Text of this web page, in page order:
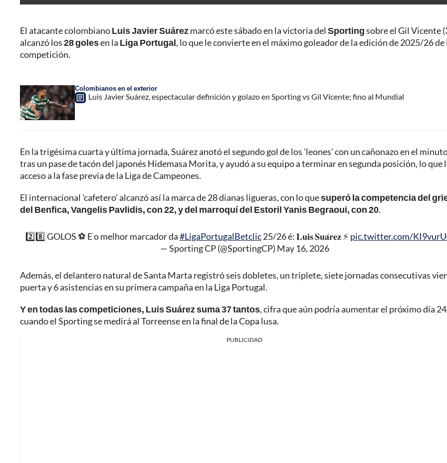
El atacante colombianoLuis Javier Suárezmarcó este sábado en la victoria del Sportingsobre el Gil Vicente
alcanzó los28 golesen la Liga Portugal, lo que le convierte en el máximo goleador de la edición de 2025/26 de
competición.
Colombianos en el exterior
Luis Javier Suárez, espectacular definición y golazo en Sporting vs Gil Vicente; fino al Mundial
En la trigésima cuarta y última jornada, Suárez anotó el segundo gol de los 'leones' con un cañonazo en el
tras un pase de tacón del japonés Hidemasa Morita, y ayudó a su equipo a terminar en segunda posición, lo que
acceso a la fase previa de la Liga de Campeones.
El internacional 'cafetero' alcanzó así la marca de 28 dianas ligueras, con lo quesuperó la competencia del
del Benfica, Vangelis Pavlidis, con 22, y del marroquí del Estoril Yanis Begraoui, con 20.
2️⃣8️⃣ GOLOS ⚽️ E o melhor marcador da#LigaPortugalBetclic25/26 é: 𝐋𝐮𝐢𝐬 𝐒𝐮𝐚́𝐫𝐞𝐳 ⚡️ pic.twitter.com/
— Sporting CP (@SportingCP) May 16, 2026
Además, el delantero natural de Santa Marta registró seis dobletes, un triplete, siete jornadas consecutivas
puerta y 6 asistencias en su primera campaña en la Liga Portugal.
Y en todas las competiciones, Luis Suárez suma 37 tantos, cifra que aún podría aumentar el próximo día
cuando el Sporting se medirá al Torreense en la final de la Copa lusa.
PUBLICIDAD